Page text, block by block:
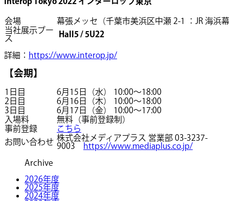
会場
幕張メッセ（千葉市美浜区中瀬 2-1 ：JR 海浜
当社展示ブー
ス
Hall5 / 5U22
詳細： https://www.interop.jp/
【会期】
1日目
6月15日（水） 10:00～18:00
2日目
6月16日（木） 10:00～18:00
3日目
6月17日（金） 10:00～17:00
入場料
無料（事前登録制）
事前登録
こちら
お問い合わせ 株式会社メディアプラス 営業部 03-3237-
9003
https://www.mediaplus.co.jp/
Archive
2026年度
2025年度
2024年度